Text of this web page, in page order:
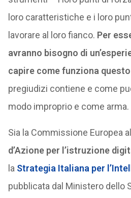
loro caratteristiche e i loro
lavorare al loro fianco. Per
avranno bisogno di
capire come funziona
pregiudizi contiene e come
modo improprio e come arma.
Sia la Commissione Europea
d’Azione per l’istruzione
la Strategia Italiana per
pubblicata dal Ministero dello